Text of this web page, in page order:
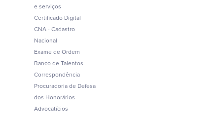
e serviços
Certificado Digital
CNA - Cadastro
Nacional
Exame de Ordem
Banco de Talentos
Correspondência
Procuradoria de Defesa
dos Honorários
Advocatícios